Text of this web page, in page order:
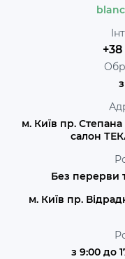
м. Київ пр.
салон
Без перерви
м. Київ пр. Відрадний 95К Точка видачі інтернет
з 9:00 до